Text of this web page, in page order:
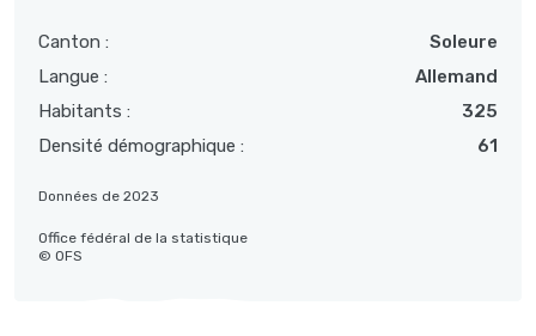
Canton :
Soleure
Langue :
Allemand
Habitants :
325
Densité démographique :
61
Données de 2023
Office fédéral de la statistique
© OFS